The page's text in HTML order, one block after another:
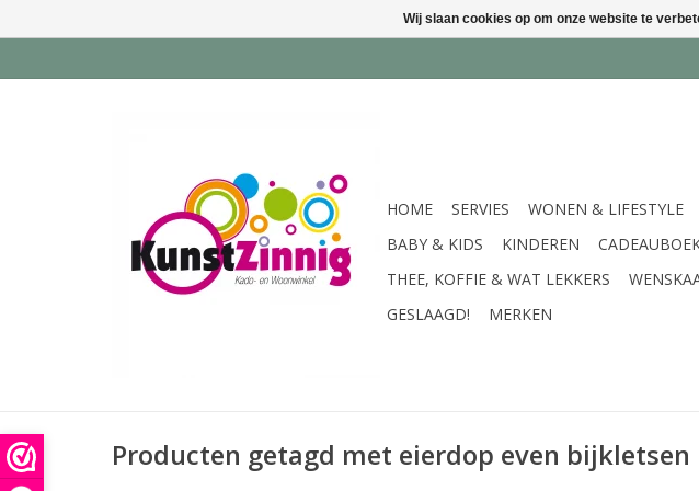
HOME SERVIES WONEN & LIFESTYLE
BABY & KIDS
KINDEREN
THEE, KOFFIE & WAT LEKKERS
GESLAAGD!
MERKEN
Producten getagd met eierdop even bijkletsen
Wij slaan cookies op om onze website te